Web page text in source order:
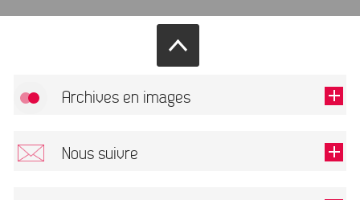
Archives en images
Nous suivre